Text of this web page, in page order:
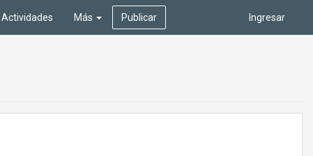
Ingresar
Actividades Más Publicar